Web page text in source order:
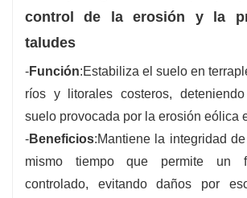
control de la erosión y la
taludes
-Función:Estabiliza el suelo en
ríos y litorales costeros,
suelo provocada por la erosión eólica
-Beneficios:Mantiene la integridad
mismo tiempo que permite un
controlado, evitando daños por